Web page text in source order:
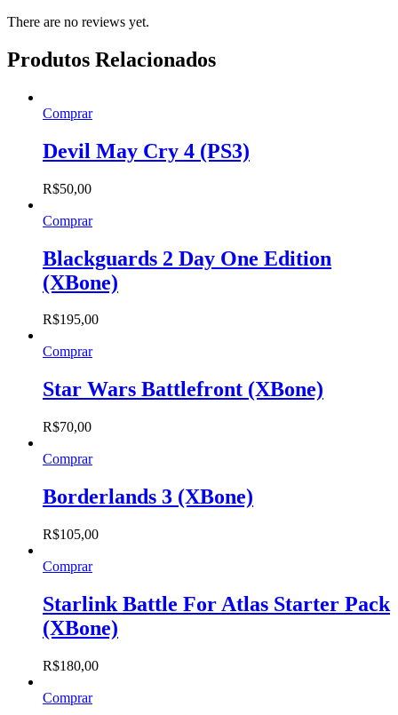
There are no reviews yet.
Produtos Relacionados
Comprar
Devil May Cry 4 (PS3)
R$50,00
Comprar
Blackguards 2 Day One Edition
(XBone)
R$195,00
Comprar
Star Wars Battlefront (XBone)
R$70,00
Comprar
Borderlands 3 (XBone)
R$105,00
Comprar
Starlink Battle For Atlas Starter Pack
(XBone)
R$180,00
Comprar